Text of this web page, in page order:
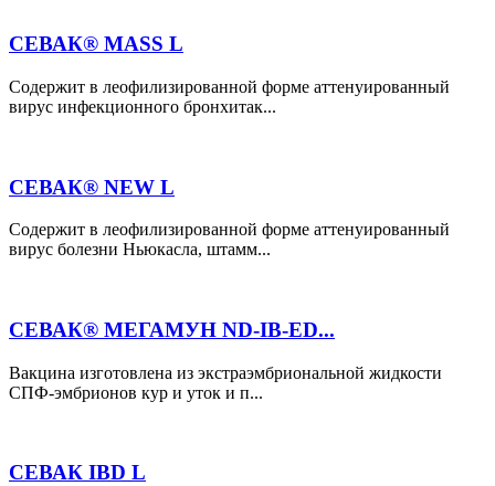
СЕВАК® MASS L
Содержит в леофилизированной форме аттенуированный
вирус инфекционного бронхитак...
СЕВАК® NEW L
Cодержит в леофилизированной форме аттенуированный
вирус болезни Ньюкасла, штамм...
СЕВАК® МЕГАМУН ND-IB-ED...
Вакцина изготовлена из экстраэмбриональной жидкости
СПФ-эмбрионов кур и уток и п...
СЕВАК IBD L